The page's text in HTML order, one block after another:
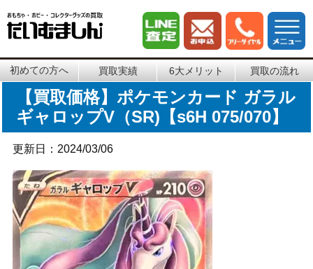
初めての方へ 買取実績 6大メリット 買取の流れ
【買取価格】ポケモンカード ガラル
ギャロップV（SR)【s6H 075/070】
更新日：2024/03/06